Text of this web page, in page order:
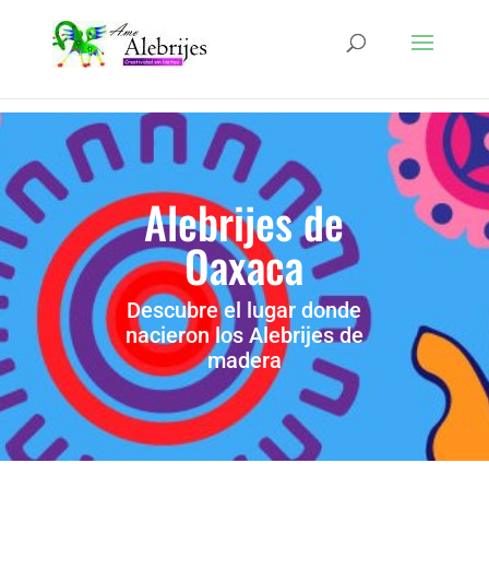
Alebrijes de
Oaxaca
Descubre el lugar donde
nacieron los Alebrijes de
madera